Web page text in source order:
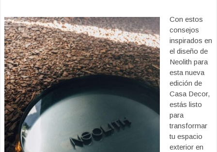
Con estos
consejos
inspirados en
el diseño de
Neolith para
esta nueva
edición de
Casa Decor,
estás listo
para
transformar
tu espacio
exterior en